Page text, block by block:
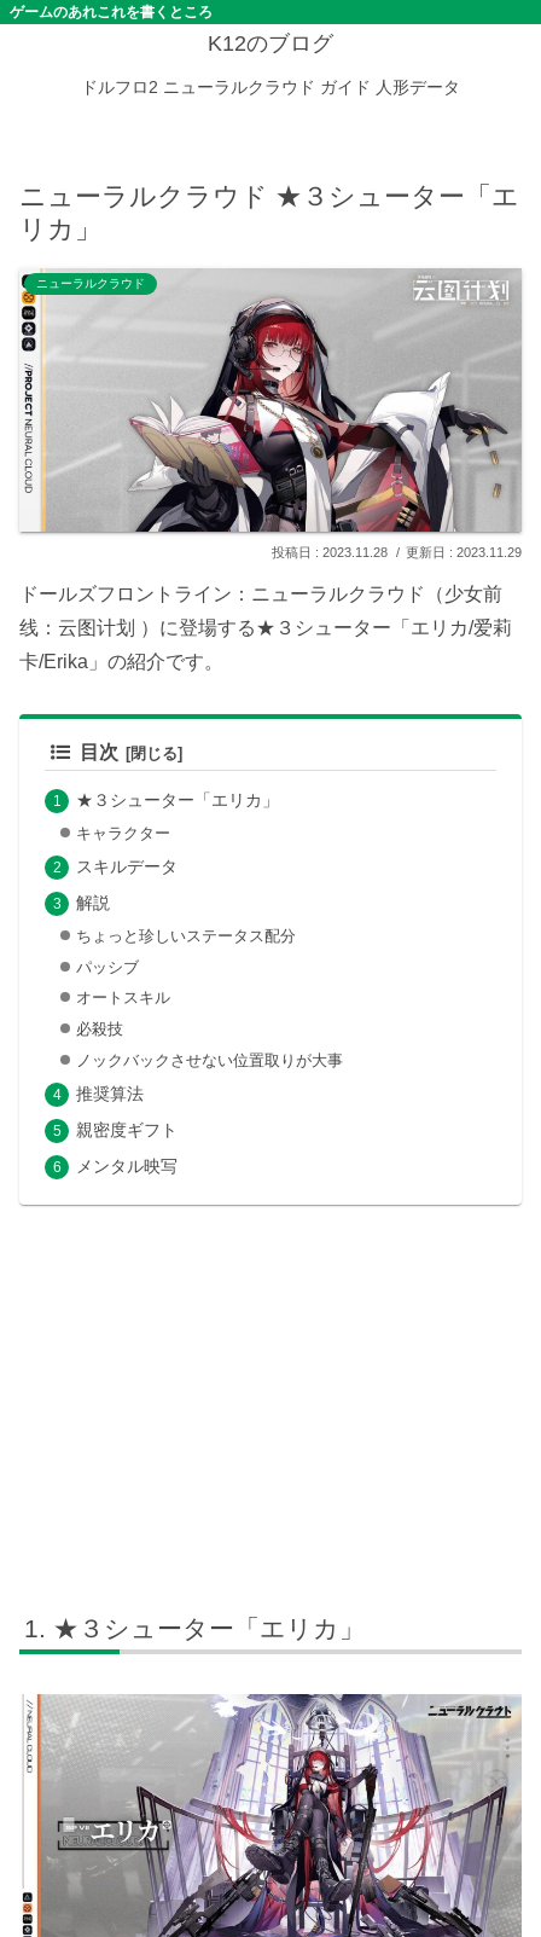
ゲームのあれこれを書くところ
K12のブログ
ドルフロ2 ニューラルクラウド ガイド 人形データ
ニューラルクラウド ★３シューター「エ
リカ」
ニューラルクラウド
2023.11.28 2023.11.29
ドールズフロントライン：ニューラルクラウド（少女前
线：云图计划 ）に登場する★３シューター「エリカ/爱莉
卡/Erika」の紹介です。
目次
★３シューター「エリカ」
キャラクター
スキルデータ
解説
ちょっと珍しいステータス配分
パッシブ
オートスキル
必殺技
ノックバックさせない位置取りが大事
推奨算法
親密度ギフト
メンタル映写
★３シューター「エリカ」